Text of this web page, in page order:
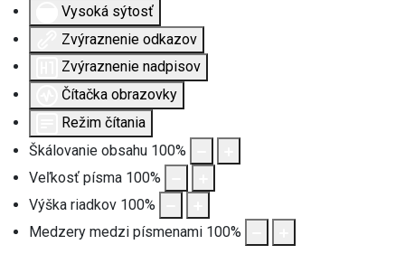
Vysoká sýtosť
Zvýraznenie odkazov
Zvýraznenie nadpisov
Čítačka obrazovky
Režim čítania
Škálovanie obsahu 100%
Veľkosť písma 100%
Výška riadkov 100%
Medzery medzi písmenami 100%